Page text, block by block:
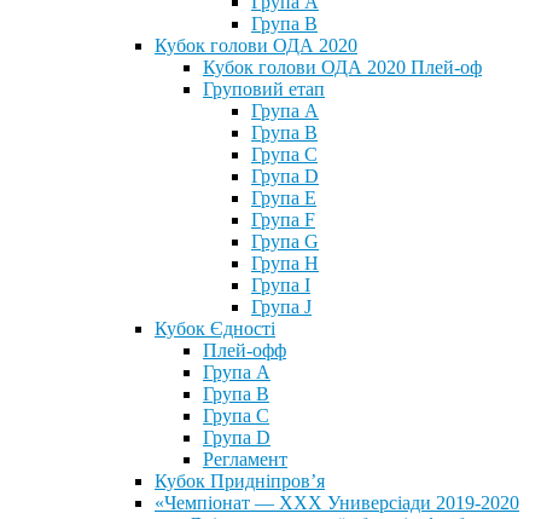
Група В
Кубок голови ОДА 2020
Кубок голови ОДА 2020 Плей-оф
Груповий етап
Група A
Група B
Група C
Група D
Група E
Група F
Група G
Група H
Група I
Група J
Кубок Єдності
Плей-офф
Група А
Група В
Група С
Група D
Регламент
Кубок Придніпров’я
«Чемпіонат — ХХХ Универсіади 2019-2020